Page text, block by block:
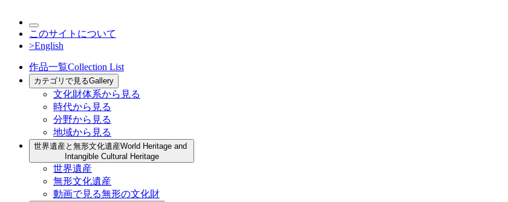
このサイトについて
>English
作品一覧Collection List
カテゴリで見るGallery
文化財体系から見る
時代から見る
分野から見る
地域から見る
世界遺産と無形文化遺産World Heritage and
Intangible Cultural Heritage
世界遺産
無形文化遺産
動画で見る無形の文化財